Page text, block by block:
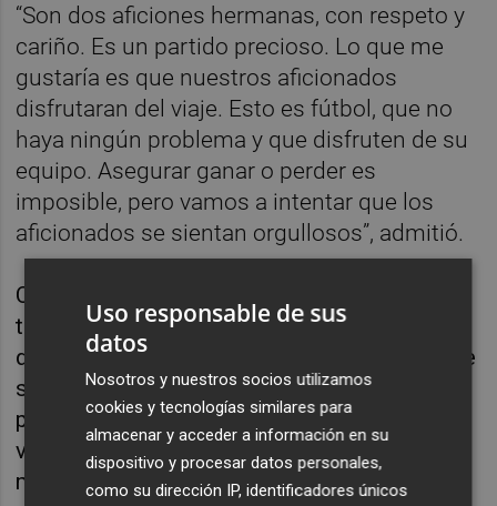
“Son dos aficiones hermanas, con respeto y
cariño. Es un partido precioso. Lo que me
gustaría es que nuestros aficionados
disfrutaran del viaje. Esto es fútbol, que no
haya ningún problema y que disfruten de su
equipo. Asegurar ganar o perder es
imposible, pero vamos a intentar que los
aficionados se sientan orgullosos”, admitió.
Calero restó importancia a los últimos
tropiezos del equipo, tras un empate y una
derrota. “Debemos mantener la calma, porque
si nos metemos un sacó de presión en las
piernas no vamos a estar mejor. Lo que nos
va a acercar a la victoria es ser nosotros
mismos”, indicó.
Uso responsable de sus
datos
Nosotros y nuestros socios utilizamos
cookies y tecnologías similares para
almacenar y acceder a información en su
dispositivo y procesar datos personales,
como su dirección IP, identificadores únicos